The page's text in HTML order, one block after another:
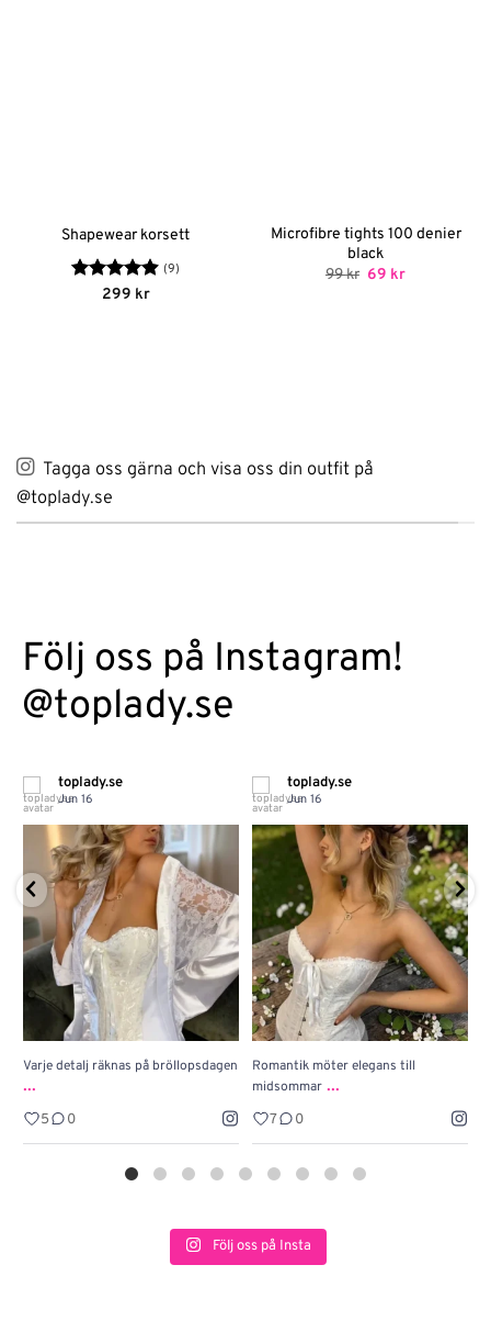
Shapewear korsett
Betygsatt
(9)
299 kr
Microfibre tights 100 denier
black
99kr Det
69 krDet
Tagga oss gärna och visa oss din outfit på
@toplady.se
Följ oss på Instagram!
@toplady.se
toplady.se
Jun 16
Varje detalj räknas på bröllopsdagen
...
5 0
toplady.se
Jun 16
Romantik möter elegans till
midsommar ...
7 0
Följ oss på Insta